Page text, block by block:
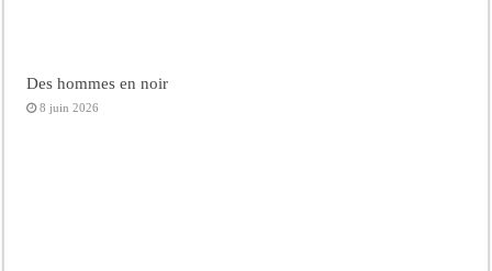
Des hommes en noir
8 juin 2026